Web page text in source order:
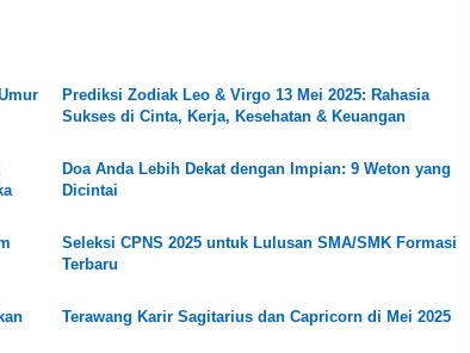
Prediksi Zodiak Leo & Virgo 13 Mei 2025: Rahasia
Sukses di Cinta, Kerja, Kesehatan & Keuangan
Doa Anda Lebih Dekat dengan Impian: 9 Weton yang
Dicintai
Seleksi CPNS 2025 untuk Lulusan SMA/SMK Formasi
Terbaru
Terawang Karir Sagitarius dan Capricorn di Mei 2025